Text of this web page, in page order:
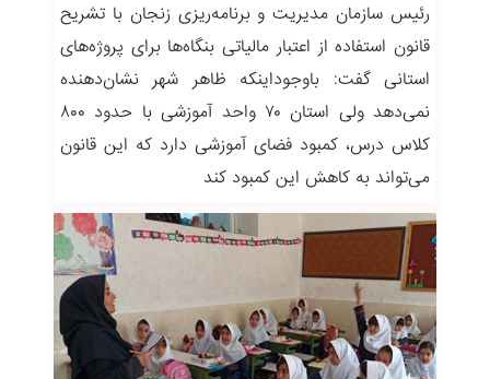
رئیس سازمان مدیریت و برنامه‌ریزی زنجان با تشریح
قانون استفاده از اعتبار مالیاتی بنگاه‌ها برای پروژه‌های
استانی گفت: باوجوداینکه ظاهر شهر نشان‌دهنده
نمی‌دهد ولی استان ۷۰ واحد آموزشی با حدود ۸۰۰
کلاس درس، کمبود فضای آموزشی دارد که این قانون
می‌تواند به کاهش این کمبود کند